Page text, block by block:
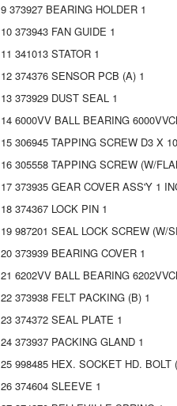
9 373927 BEARING HOLDER 1
10 373943 FAN GUIDE 1
11 341013 STATOR 1
12 374376 SENSOR PCB (A) 1
13 373929 DUST SEAL 1
14 6000VV BALL BEARING
15 306945 TAPPING SCREW D3 X
16 305558 TAPPING SCREW (W/
17 373935 GEAR COVER ASS'Y 1
18 374367 LOCK PIN 1
19 987201 SEAL LOCK SCREW (W/
20 373939 BEARING COVER 1
21 6202VV BALL BEARING
22 373938 FELT PACKING (B) 1
23 374372 SEAL PLATE 1
24 373937 PACKING GLAND 1
25 998485 HEX. SOCKET HD. BOLT
26 374604 SLEEVE 1